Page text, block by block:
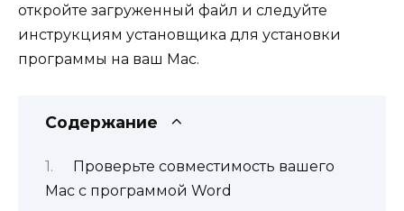
откройте загруженный файл и следуйте
инструкциям установщика для установки
программы на ваш Mac.
Содержание
Проверьте совместимость вашего
Mac с программой Word